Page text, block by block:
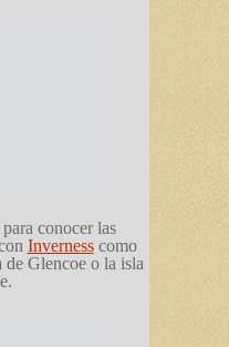
conocer las
Invernesscomo
de Glencoe o la isla